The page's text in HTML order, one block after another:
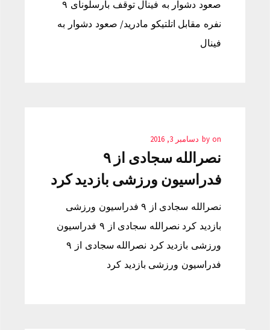
صعود دشوار به فینال توقف بارسلونای ۹
نفره مقابل اتلتیکو مادرید/ صعود دشوار به
فینال
by on دسامبر 3, 2016
نصرالله سجادی از ۹
فدراسیون ورزشی بازدید کرد
نصرالله سجادی از ۹ فدراسیون ورزشی
بازدید کرد نصرالله سجادی از ۹ فدراسیون
ورزشی بازدید کرد نصرالله سجادی از ۹
فدراسیون ورزشی بازدید کرد